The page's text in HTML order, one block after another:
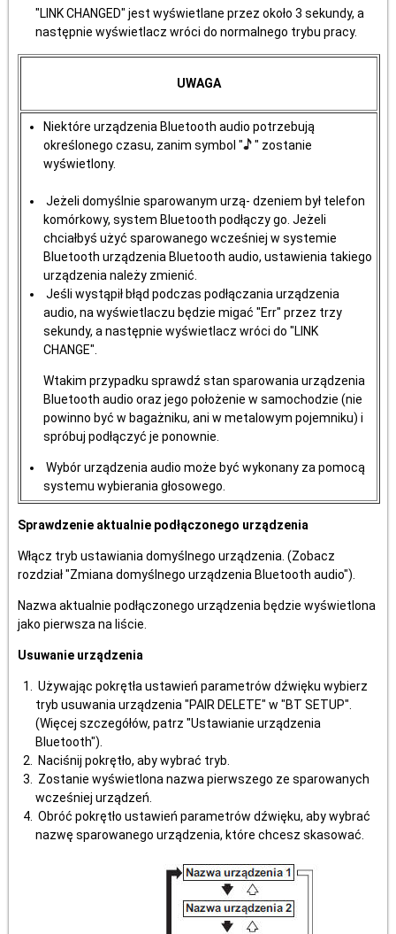
"LINK CHANGED" jest wyświetlane przez około 3 sekundy, a
następnie wyświetlacz wróci do normalnego trybu pracy.
UWAGA
Niektóre urządzenia Bluetooth audio potrzebują
określonego czasu, zanim symbol "
" zostanie
wyświetlony.
Jeżeli domyślnie sparowanym urzą- dzeniem był telefon
komórkowy, system Bluetooth podłączy go. Jeżeli
chciałbyś użyć sparowanego wcześniej w systemie
Bluetooth urządzenia Bluetooth audio, ustawienia takiego
urządzenia należy zmienić.
Jeśli wystąpił błąd podczas podłączania urządzenia
audio, na wyświetlaczu będzie migać "Err" przez trzy
sekundy, a następnie wyświetlacz wróci do "LINK
CHANGE".
Wtakim przypadku sprawdź stan sparowania urządzenia
Bluetooth audio oraz jego położenie w samochodzie (nie
powinno być w bagażniku, ani w metalowym pojemniku) i
spróbuj podłączyć je ponownie.
Wybór urządzenia audio może być wykonany za pomocą
systemu wybierania głosowego.
Sprawdzenie aktualnie podłączonego urządzenia
Włącz tryb ustawiania domyślnego urządzenia. (Zobacz
rozdział "Zmiana domyślnego urządzenia Bluetooth audio").
Nazwa aktualnie podłączonego urządzenia będzie wyświetlona
jako pierwsza na liście.
Usuwanie urządzenia
Używając pokrętła ustawień parametrów dźwięku wybierz
tryb usuwania urządzenia "PAIR DELETE" w "BT SETUP".
(Więcej szczegółów, patrz "Ustawianie urządzenia
Bluetooth").
Naciśnij pokrętło, aby wybrać tryb.
Zostanie wyświetlona nazwa pierwszego ze sparowanych
wcześniej urządzeń.
Obróć pokrętło ustawień parametrów dźwięku, aby wybrać
nazwę sparowanego urządzenia, które chcesz skasować.